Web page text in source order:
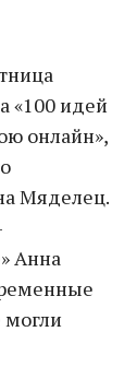
«100 идей
онлайн»,
Мяделец.
Анна
могли